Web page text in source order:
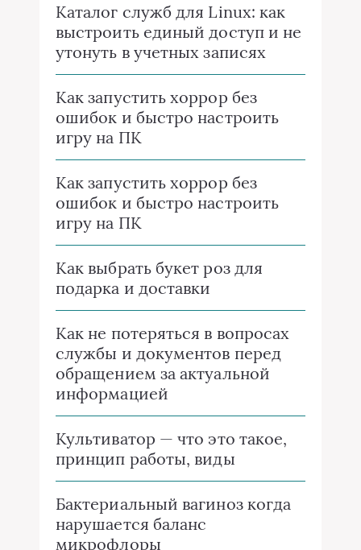
Каталог служб для Linux: как
выстроить единый доступ и не
утонуть в учетных записях
Как запустить хоррор без
ошибок и быстро настроить
игру на ПК
Как запустить хоррор без
ошибок и быстро настроить
игру на ПК
Как выбрать букет роз для
подарка и доставки
Как не потеряться в вопросах
службы и документов перед
обращением за актуальной
информацией
Культиватор — что это такое,
принцип работы, виды
Бактериальный вагиноз когда
нарушается баланс
микрофлоры